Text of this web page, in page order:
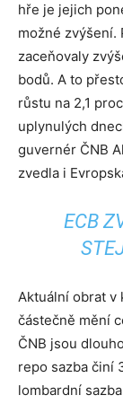
hře je jejich
možné zvýšení.
zaceňovaly
bodů. A to
růstu na 2,1
uplynulých
guvernér ČNB
zvedla i
ECB
Aktuální obrat v
částečně mění
ČNB jsou
repo sazba činí
lombardní